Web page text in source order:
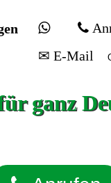
✉ E-Mail
ganz